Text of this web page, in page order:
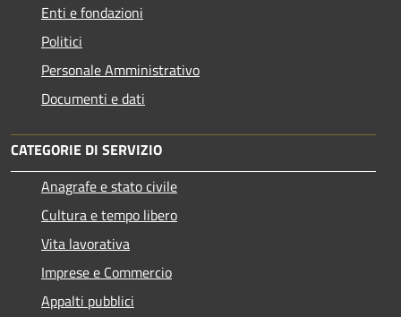
Enti e fondazioni
Politici
Personale Amministrativo
Documenti e dati
CATEGORIE DI SERVIZIO
Anagrafe e stato civile
Cultura e tempo libero
Vita lavorativa
Imprese e Commercio
Appalti pubblici